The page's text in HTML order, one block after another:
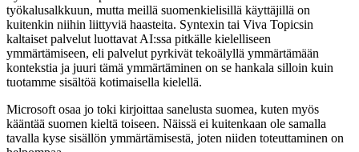
työkalusalkkuun, mutta meillä suomenkielisillä käyttäjillä on
kuitenkin niihin liittyviä haasteita. Syntexin tai Viva Topicsin
kaltaiset palvelut luottavat AI:ssa pitkälle kielelliseen
ymmärtämiseen, eli palvelut pyrkivät tekoälyllä ymmärtämään
kontekstia ja juuri tämä ymmärtäminen on se hankala silloin kuin
tuotamme sisältöä kotimaisella kielellä.
Microsoft osaa jo toki kirjoittaa sanelusta suomea, kuten myös
kääntää suomen kieltä toiseen. Näissä ei kuitenkaan ole samalla
tavalla kyse sisällön ymmärtämisestä, joten niiden toteuttaminen on